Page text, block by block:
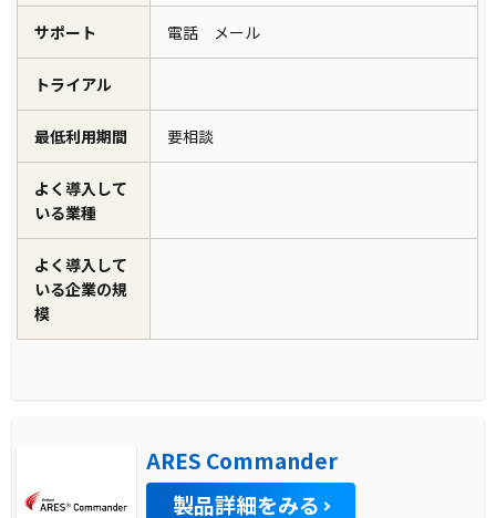
サポート 電話 メール
トライアル
最低利用期間 要相談
よく導入して
いる業種
よく導入して
いる企業の規
模
ARES Commander
製品詳細をみる